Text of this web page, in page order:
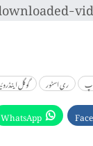
ری اسٹور گوگل
WhatsApp